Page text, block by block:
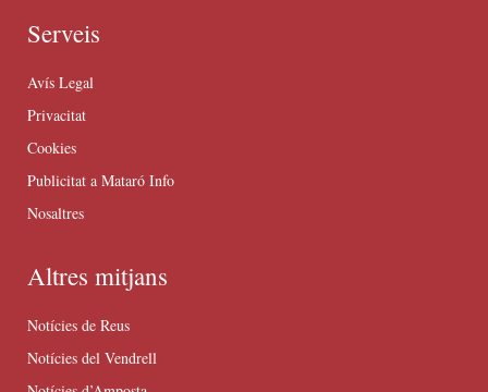
Serveis
Avís Legal
Privacitat
Cookies
Publicitat a Mataró Info
Nosaltres
Altres mitjans
Notícies de Reus
Notícies del Vendrell